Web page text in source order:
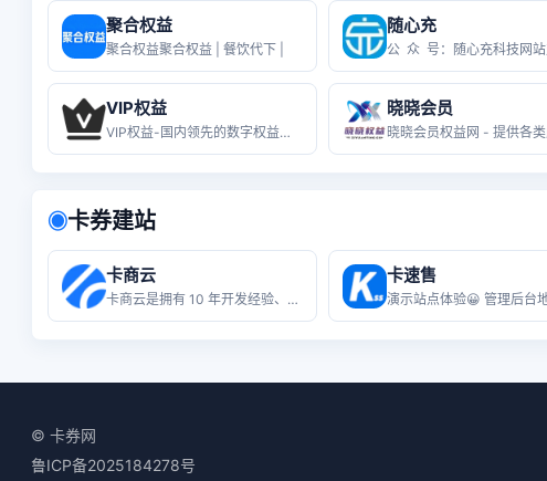
聚合权益
聚合权益聚合权益 | 餐饮代下 |
随心充
VIP权益
VIP权益-国内领先的数字权益货源终
晓晓会员
◉卡券建站
卡商云
卡商云是拥有 10 年开发经验、服务
卡速售
© 卡券网
鲁ICP备2025184278号